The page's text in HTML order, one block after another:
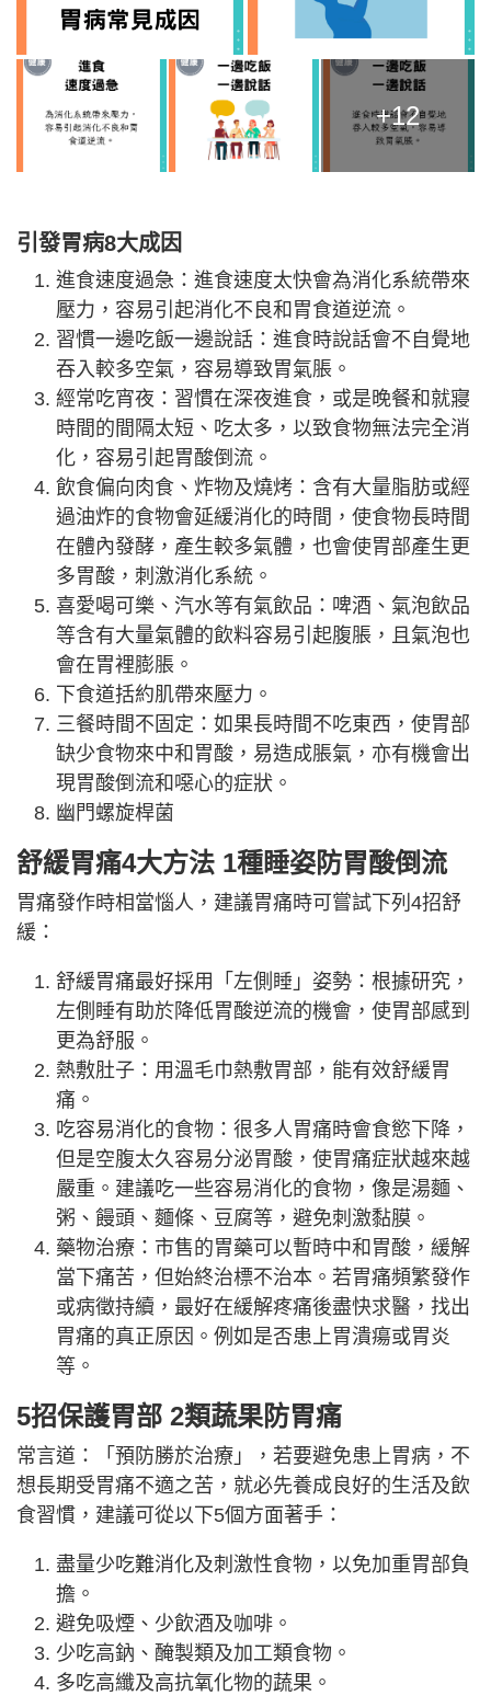
+12
引發胃病8大成因
進食速度過急：進食速度太快會為消化系統帶來
壓力，容易引起消化不良和胃食道逆流。
習慣一邊吃飯一邊說話：進食時說話會不自覺地
吞入較多空氣，容易導致胃氣脹。
經常吃宵夜：習慣在深夜進食，或是晚餐和就寢
時間的間隔太短、吃太多，以致食物無法完全消
化，容易引起胃酸倒流。
飲食偏向肉食、炸物及燒烤：含有大量脂肪或經
過油炸的食物會延緩消化的時間，使食物長時間
在體內發酵，產生較多氣體，也會使胃部產生更
多胃酸，刺激消化系統。
喜愛喝可樂、汽水等有氣飲品：啤酒、氣泡飲品
等含有大量氣體的飲料容易引起腹脹，且氣泡也
會在胃裡膨脹。
下食道括約肌帶來壓力。
三餐時間不固定：如果長時間不吃東西，使胃部
缺少食物來中和胃酸，易造成脹氣，亦有機會出
現胃酸倒流和噁心的症狀。
幽門螺旋桿菌
舒緩胃痛4大方法 1種睡姿防胃酸倒流
胃痛發作時相當惱人，建議胃痛時可嘗試下列4招舒
緩：
舒緩胃痛最好採用「左側睡」姿勢：根據研究，
左側睡有助於降低胃酸逆流的機會，使胃部感到
更為舒服。
熱敷肚子：用溫毛巾熱敷胃部，能有效舒緩胃
痛。
吃容易消化的食物：很多人胃痛時會食慾下降，
但是空腹太久容易分泌胃酸，使胃痛症狀越來越
嚴重。建議吃一些容易消化的食物，像是湯麵、
粥、饅頭、麵條、豆腐等，避免刺激黏膜。
藥物治療：市售的胃藥可以暫時中和胃酸，緩解
當下痛苦，但始終治標不治本。若胃痛頻繁發作
或病徵持續，最好在緩解疼痛後盡快求醫，找出
胃痛的真正原因。例如是否患上胃潰瘍或胃炎
等。
5招保護胃部 2類蔬果防胃痛
常言道：「預防勝於治療」，若要避免患上胃病，不
想長期受胃痛不適之苦，就必先養成良好的生活及飲
食習慣，建議可從以下5個方面著手：
盡量少吃難消化及刺激性食物，以免加重胃部負
擔。
避免吸煙、少飲酒及咖啡。
少吃高鈉、醃製類及加工類食物。
多吃高纖及高抗氧化物的蔬果。